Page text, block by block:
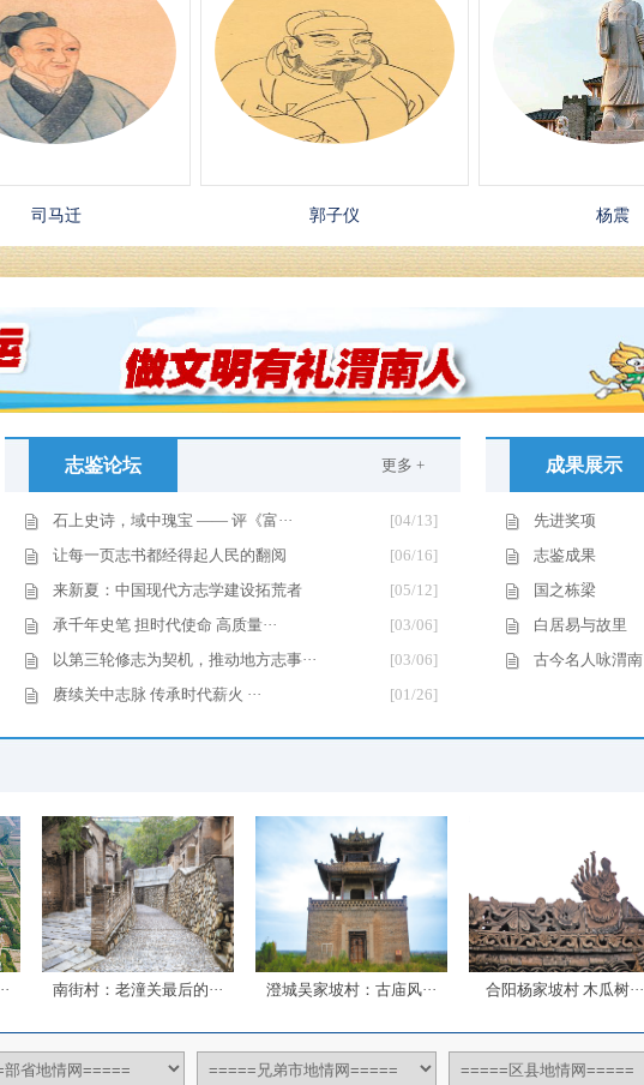
司马迁 郭子仪
志鉴论坛 更多 +
石上史诗，域中瑰宝 —— 评《富···
[04/13]
让每一页志书都经得起人民的翻阅
[06/16]
来新夏：中国现代方志学建设拓荒者
[05/12]
承千年史笔 担时代使命 高质量···
[03/06]
以第三轮修志为契机，推动地方志事···
[03/06]
赓续关中志脉 传承时代薪火 ···
[01/26]
成果展示
先进奖项
志鉴成果
国之栋梁
白居易与故里
古今名人咏渭南
南街村：老潼关最后的··· 澄城吴家坡村：古庙风··· 合阳杨家坡村 木瓜树···